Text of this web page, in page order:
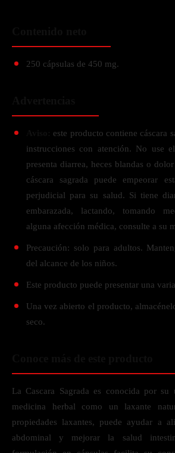
250 cápsulas de 450 mg.
este producto contiene cáscara
instrucciones con atención. No use
presenta diarrea, heces blandas o
cáscara sagrada puede empeorar
perjudicial para su salud. Si tiene
embarazada, lactando, tomando
alguna afección médica, consulte a su
Precaución: solo para adultos.
del alcance de los niños.
Este producto puede presentar una
Una vez abierto el producto,
seco.
La Cascara Sagrada es conocida por
medicina herbal como un laxante
propiedades laxantes, puede ayudar a
abdominal y mejorar la salud